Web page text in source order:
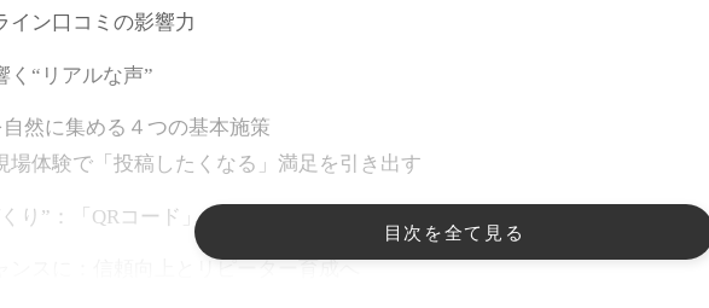
目次を全て見る
ン口コミの影響力
く“リアルな声”
然に集める４つの基本施策
場体験で「投稿したくなる」満足を引き出す
り”：「QRコード」や「案内POP」でスムーズに誘導
ンスに：信頼向上とリピーター育成へ